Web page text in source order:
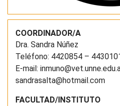
COORDINADOR/A
Dra. Sandra Núñez
Teléfono: 4420854 –
E-mail:
sandrasalta@hotmail.com
FACULTAD/INSTITUTO